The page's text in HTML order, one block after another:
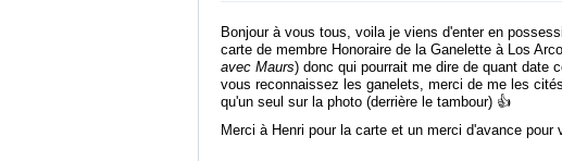
Bonjour à vous tous, voila je viens d'enter en
carte de membre Honoraire de la Ganelette à Los
avec Maurs) donc qui pourrait me dire de quant date
vous reconnaissez les ganelets, merci de me les
qu'un seul sur la photo (derrière le tambour) 👍
Merci à Henri pour la carte et un merci d'avance pour